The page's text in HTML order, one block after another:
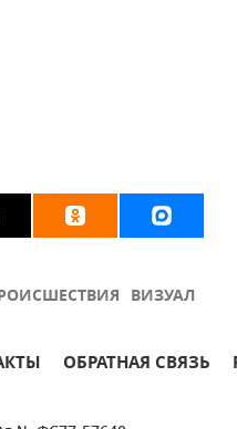
ВИЗУАЛ
ОБРАТНАЯ СВЯЗЬ